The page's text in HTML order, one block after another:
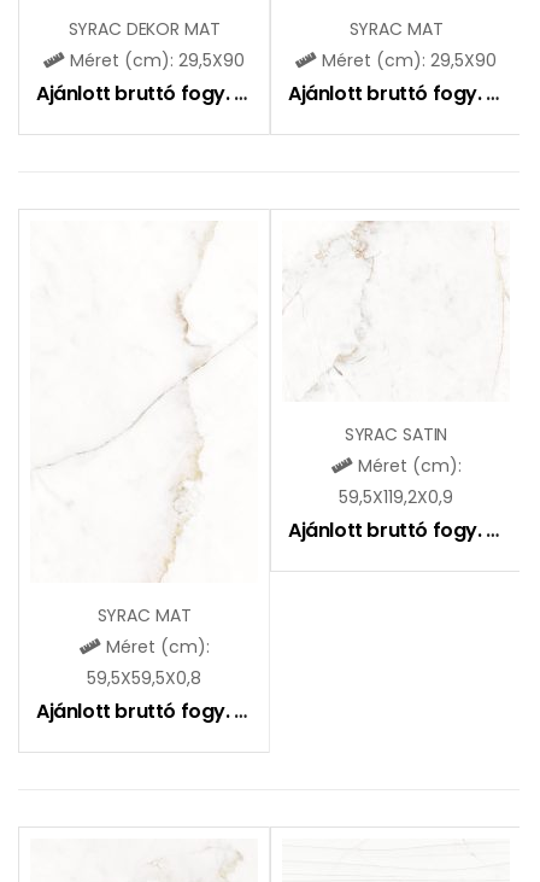
SYRAC DEKOR MAT
Méret (cm): 29,5X90
Ajánlott bruttó fogy. ár: 11790Ft
SYRAC MAT
Méret (cm): 29,5X90
Ajánlott bruttó fogy. ár:
SYRAC MAT
Méret (cm):
59,5X59,5X0,8
Ajánlott bruttó fogy. ár:
SYRAC SATIN
Méret (cm):
59,5X119,2X0,9
Ajánlott bruttó fogy. ár: